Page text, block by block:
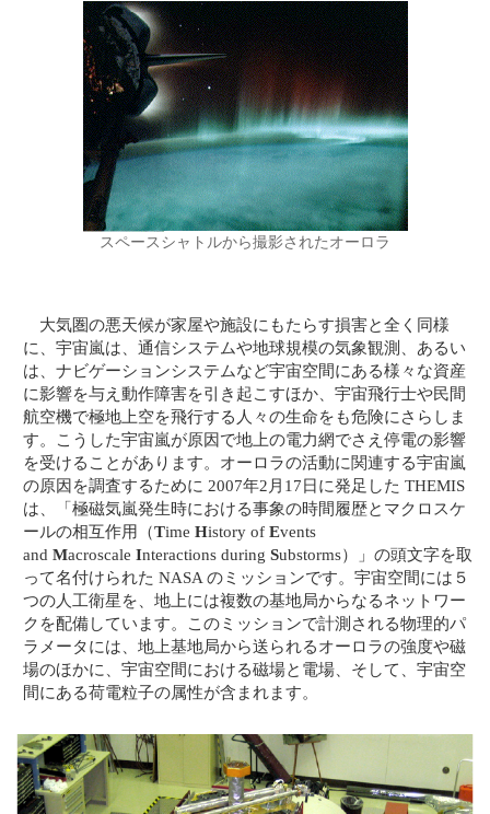
スペースシャトルから撮影されたオーロラ
大気圏の悪天候が家屋や施設にもたらす損害と全く同様
に、宇宙嵐は、通信システムや地球規模の気象観測、あるい
は、ナビゲーションシステムなど宇宙空間にある様々な資産
に影響を与え動作障害を引き起こすほか、宇宙飛行士や民間
航空機で極地上空を飛行する人々の生命をも危険にさらしま
す。こうした宇宙嵐が原因で地上の電力網でさえ停電の影響
を受けることがあります。オーロラの活動に関連する宇宙嵐
の原因を調査するために 2007年2月17日に発足した THEMIS
は、「極磁気嵐発生時における事象の時間履歴とマクロスケ
ールの相互作用（TimeHistory ofEvents
andMacroscaleInteractions duringSubstorms）」の頭文字を取
って名付けられた NASA のミッションです。宇宙空間には５
つの人工衛星を、地上には複数の基地局からなるネットワー
クを配備しています。このミッションで計測される物理的パ
ラメータには、地上基地局から送られるオーロラの強度や磁
場のほかに、宇宙空間における磁場と電場、そして、宇宙空
間にある荷電粒子の属性が含まれます。